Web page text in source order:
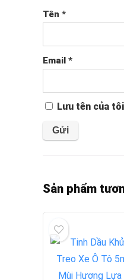
Tên *
Email *
Lưu tên của
Sản phẩm